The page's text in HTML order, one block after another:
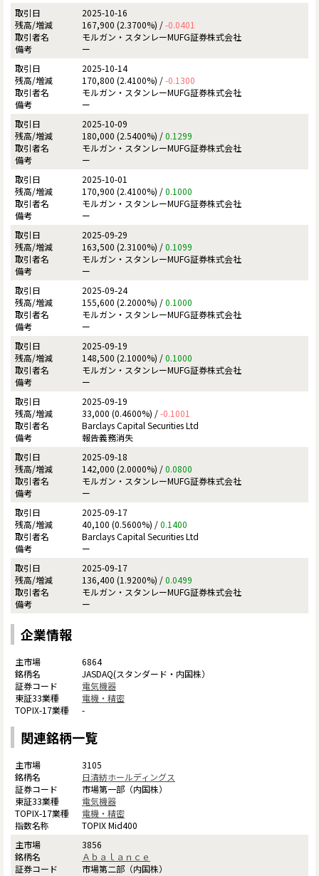
2025-10-16
167,900 (2.3700%) /-0.0401
モルガン・スタンレーMUFG証券株式会社
ー
2025-10-14
170,800 (2.4100%) /-0.1300
モルガン・スタンレーMUFG証券株式会社
ー
2025-10-09
180,000 (2.5400%) /0.1299
モルガン・スタンレーMUFG証券株式会社
ー
2025-10-01
170,900 (2.4100%) /0.1000
モルガン・スタンレーMUFG証券株式会社
ー
2025-09-29
163,500 (2.3100%) /0.1099
モルガン・スタンレーMUFG証券株式会社
ー
2025-09-24
155,600 (2.2000%) /0.1000
モルガン・スタンレーMUFG証券株式会社
ー
2025-09-19
148,500 (2.1000%) /0.1000
モルガン・スタンレーMUFG証券株式会社
ー
2025-09-19
33,000 (0.4600%) /-0.1001
Barclays Capital Securities Ltd
報告義務消失
2025-09-18
142,000 (2.0000%) /0.0800
モルガン・スタンレーMUFG証券株式会社
ー
2025-09-17
40,100 (0.5600%) /0.1400
Barclays Capital Securities Ltd
ー
2025-09-17
136,400 (1.9200%) /0.0499
モルガン・スタンレーMUFG証券株式会社
ー
企業情報
6864
JASDAQ(スタンダード・内国株）
電気機器
電機・精密
-
関連銘柄一覧
3105
日清紡ホールディングス
市場第一部（内国株）
電気機器
電機・精密
TOPIX Mid400
3856
Ａｂａｌａｎｃｅ
市場第二部（内国株）